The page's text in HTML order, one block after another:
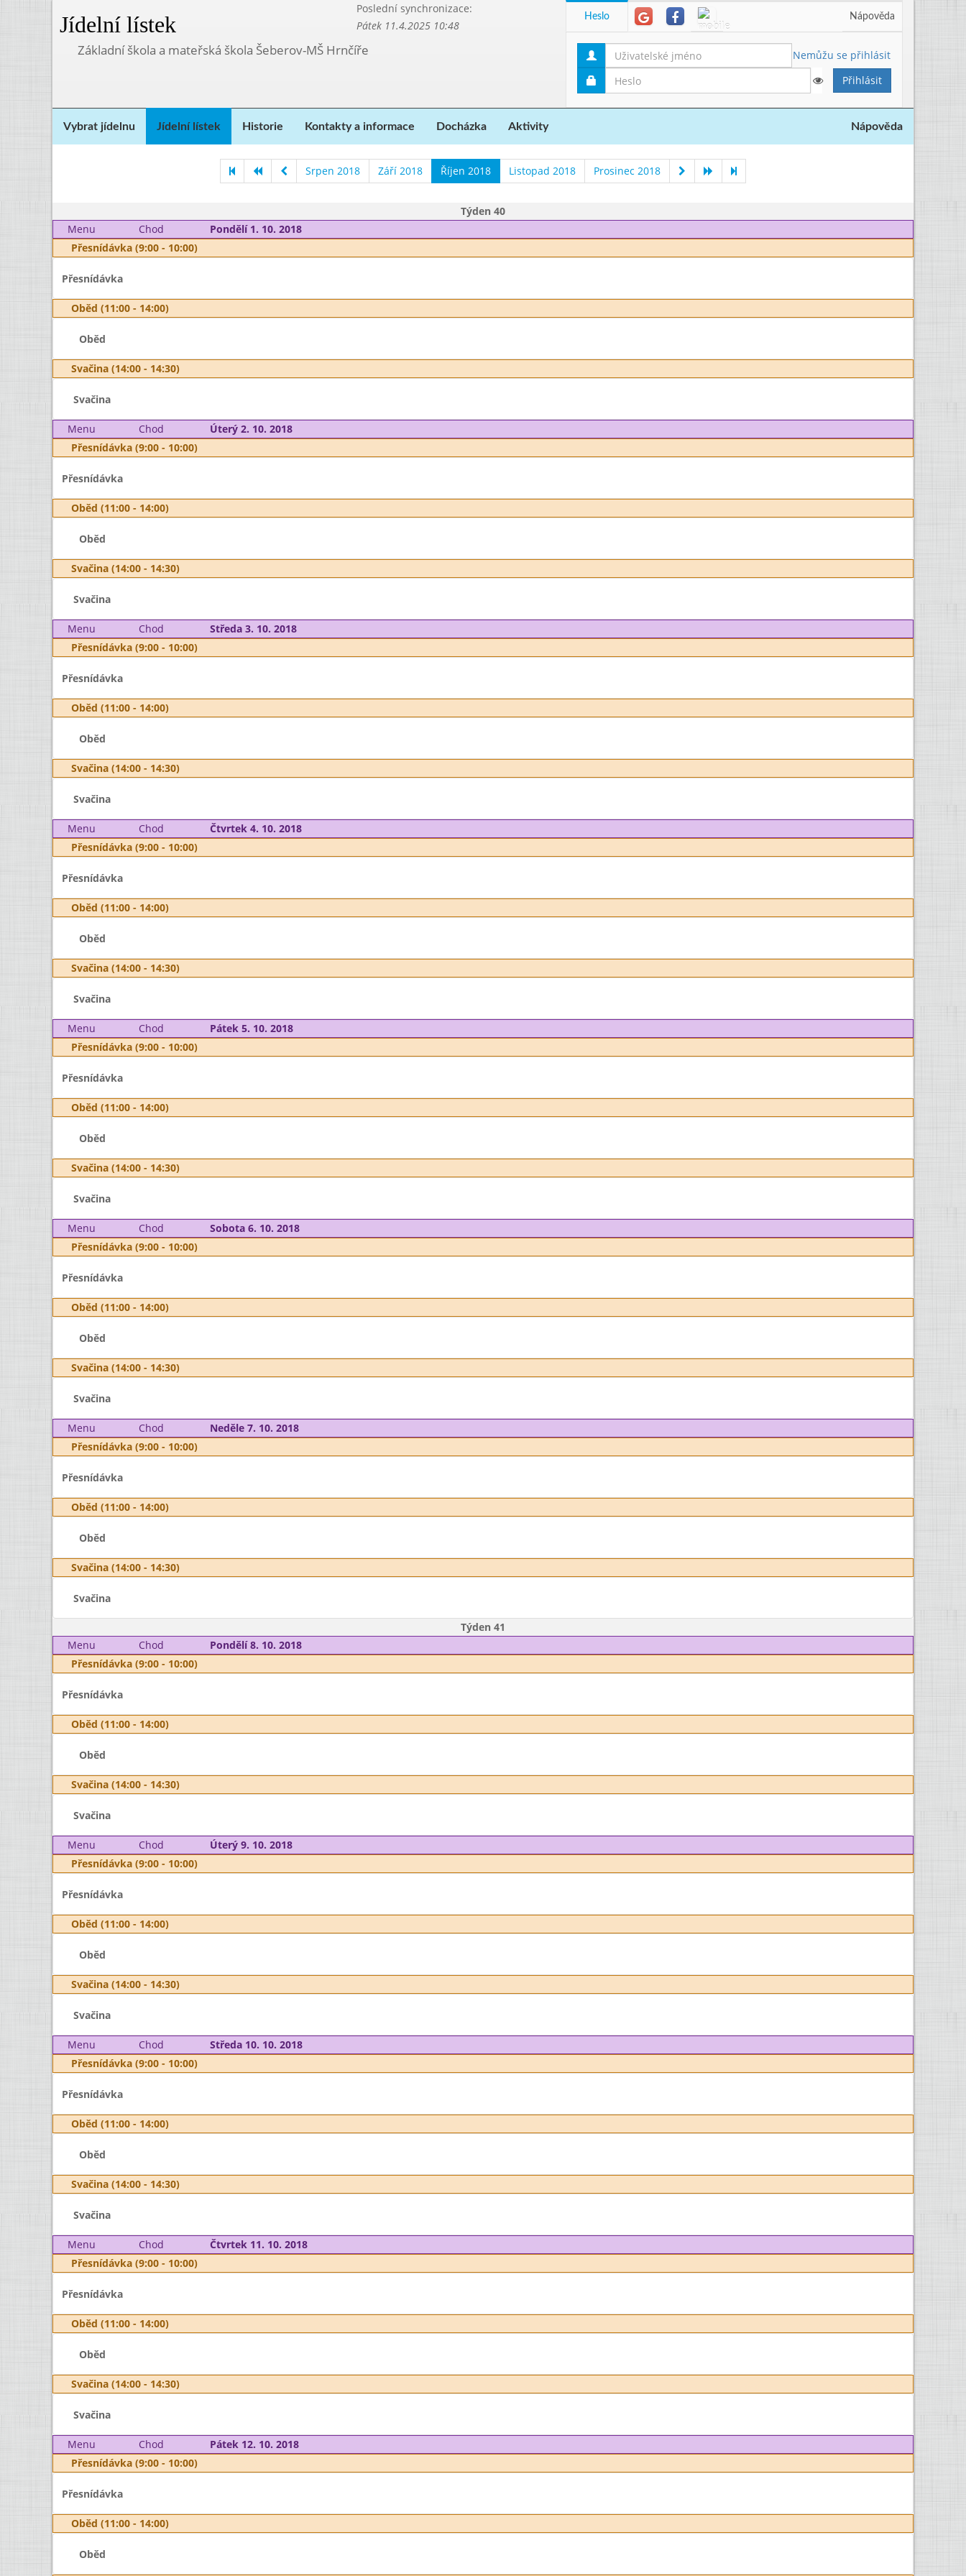
Jídelní lístek
Poslední synchronizace:
Pátek 11.4.2025 10:48
Základní škola a mateřská škola Šeberov-MŠ Hrnčíře
Heslo Nápověda
Nemůžu se přihlásit
Vybrat jídelnu Jídelní lístek Historie Kontakty a informace Docházka Aktivity Nápověda
Srpen 2018 Září 2018 Říjen 2018 Listopad 2018 Prosinec 2018
Týden 40
Menu
Chod
Pondělí 1. 10. 2018
Přesnídávka (9:00 - 10:00)
Přesnídávka
Oběd (11:00 - 14:00)
Oběd
Svačina (14:00 - 14:30)
Svačina
Menu Chod
Úterý 2. 10. 2018
Přesnídávka (9:00 - 10:00)
Přesnídávka
Oběd (11:00 - 14:00)
Oběd
Svačina (14:00 - 14:30)
Svačina
Menu Chod
Středa 3. 10. 2018
Přesnídávka (9:00 - 10:00)
Přesnídávka
Oběd (11:00 - 14:00)
Oběd
Svačina (14:00 - 14:30)
Svačina
Menu Chod
Čtvrtek 4. 10. 2018
Přesnídávka (9:00 - 10:00)
Přesnídávka
Oběd (11:00 - 14:00)
Oběd
Svačina (14:00 - 14:30)
Svačina
Menu Chod
Pátek 5. 10. 2018
Přesnídávka (9:00 - 10:00)
Přesnídávka
Oběd (11:00 - 14:00)
Oběd
Svačina (14:00 - 14:30)
Svačina
Menu Chod
Sobota 6. 10. 2018
Přesnídávka (9:00 - 10:00)
Přesnídávka
Oběd (11:00 - 14:00)
Oběd
Svačina (14:00 - 14:30)
Svačina
Menu Chod
Neděle 7. 10. 2018
Přesnídávka (9:00 - 10:00)
Přesnídávka
Oběd (11:00 - 14:00)
Oběd
Svačina (14:00 - 14:30)
Svačina
Týden 41
Menu
Chod
Pondělí 8. 10. 2018
Přesnídávka (9:00 - 10:00)
Přesnídávka
Oběd (11:00 - 14:00)
Oběd
Svačina (14:00 - 14:30)
Svačina
Menu Chod
Úterý 9. 10. 2018
Přesnídávka (9:00 - 10:00)
Přesnídávka
Oběd (11:00 - 14:00)
Oběd
Svačina (14:00 - 14:30)
Svačina
Menu Chod
Středa 10. 10. 2018
Přesnídávka (9:00 - 10:00)
Přesnídávka
Oběd (11:00 - 14:00)
Oběd
Svačina (14:00 - 14:30)
Svačina
Menu Chod
Čtvrtek 11. 10. 2018
Přesnídávka (9:00 - 10:00)
Přesnídávka
Oběd (11:00 - 14:00)
Oběd
Svačina (14:00 - 14:30)
Svačina
Menu Chod
Pátek 12. 10. 2018
Přesnídávka (9:00 - 10:00)
Přesnídávka
Oběd (11:00 - 14:00)
Oběd